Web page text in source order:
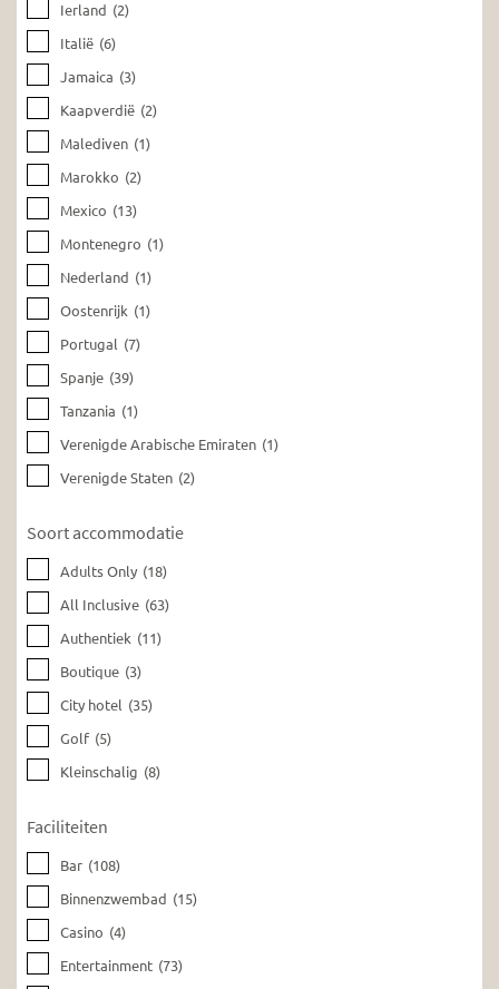
Ierland (2)
Italië (6)
Jamaica (3)
Kaapverdië (2)
Malediven (1)
Marokko (2)
Mexico (13)
Montenegro (1)
Nederland (1)
Oostenrijk (1)
Portugal (7)
Spanje (39)
Tanzania (1)
Verenigde Arabische Emiraten (1)
Verenigde Staten (2)
Soort accommodatie
Adults Only (18)
All Inclusive (63)
Authentiek (11)
Boutique (3)
City hotel (35)
Golf (5)
Kleinschalig (8)
Faciliteiten
Bar (108)
Binnenzwembad (15)
Casino (4)
Entertainment (73)